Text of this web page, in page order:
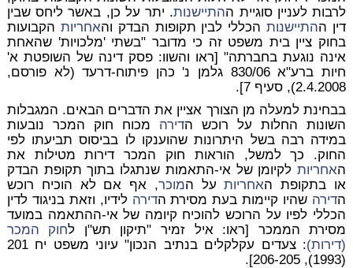
לרבות לעניין סוגיית ההתיישנות. יתר על כן, באשר ליחס שבין
דין ההתיישנותהכללי לבין תקופות הבדק והאחריות הקבועות
בחוק ציין בית משפט זה כי מדובר "בשתי 'מלכויות' שהאחת
אינה נוגעת בחברתה" [ראו והשוו: פסק דינה של השופטת א'
חיות ברע"א 830/06 גלמן נ' כהן פיתוח-דרעד (לא פורסם,
2.4.2008), סעיף 7].
בבחינת למעלה מן הצורך אציין את הדברים הבאים. המגבלות
השונות החלות על רוכש הדירה מכוח חוק המכר נובעות
במידה רבה בשל היתרונות שהוענקו לו בביסוס תביעתו לפי
החוק. כך למשל, הוראות חוק המכר דירות מטילות את
האחריותלקיומן של אי-התאמות שנתגלו בתוך תקופת הבדק
או בתקופת האחריותעל המוכר, אף אם לא הוכיח רוכש
הדירה שהיו קיימות בעת מסירת הדירה לידיו, וזאת בניגוד לדין
הכללי לפיו על הרוכש להוכיח קיומה של אי-ההתאמה במועד
מסירת הממכר [ראו: איל זמיר "תיקון תש"ן לחוק המכר
(דירות)
: צעדים עקלקלים בנתיב הנכון" עיוני משפט יח 201
(1993), 206-205].